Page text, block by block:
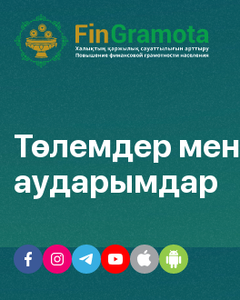
Төлемдер мен
аударымдар